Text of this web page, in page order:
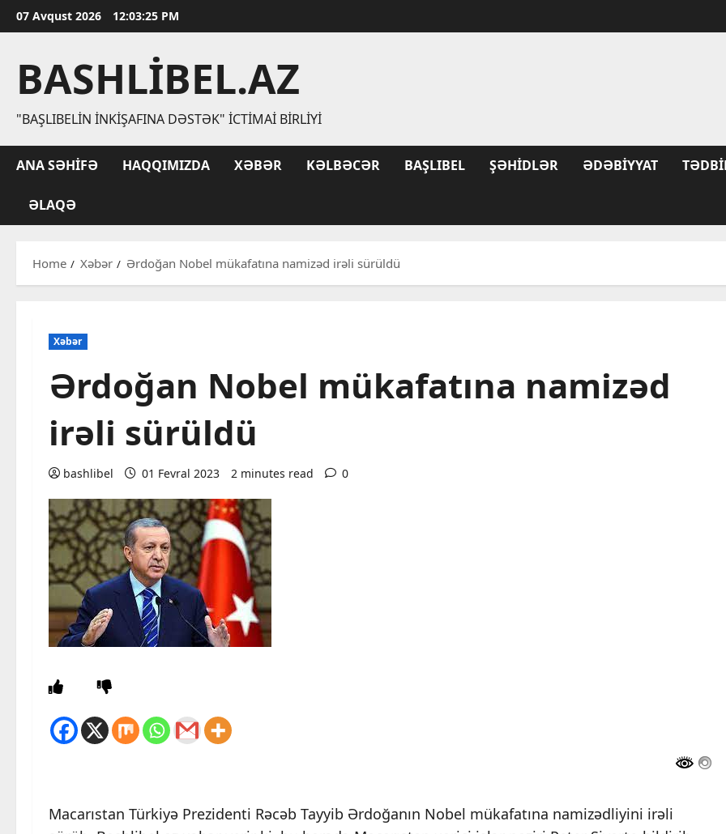
Skip
to
07 Avqust 2026 12:03:26 PM
BASHLIBEL.AZ
"BAŞLIBELIN İNKIŞAFINA DƏSTƏK" İCTIMAI BIRLIYI
ANA SƏHIFƏ HAQQIMIZDA XƏBƏR KƏLBƏCƏR BAŞLIBEL ŞƏHIDLƏR ƏDƏBIYYAT
ƏLAQƏ
Home Xəbər Ərdoğan Nobel mükafatına namizəd irəli sürüldü
Xəbər
Ərdoğan Nobel mükafatına namizəd
irəli sürüldü
bashlibel 01 Fevral 2023 2 minutes read 0
Macarıstan Türkiyə Prezidenti Rəcəb Tayyib Ərdoğanın Nobel mükafatına namizədliyini irəli